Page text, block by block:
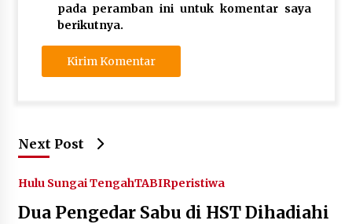
pada peramban ini untuk komentar saya
berikutnya.
Next Post
Hulu Sungai TengahTABIRperistiwa
Dua Pengedar Sabu di HST Dihadiahi